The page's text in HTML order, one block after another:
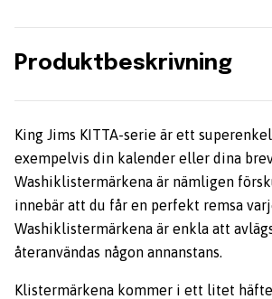
Produktbeskrivning
King Jims KITTA-serie är ett
exempelvis din kalender eller dina
Washiklistermärkena är nämligen
innebär att du får en perfekt remsa
Washiklistermärkena är enkla att
återanvändas någon annanstans.
Klistermärkena kommer i ett litet